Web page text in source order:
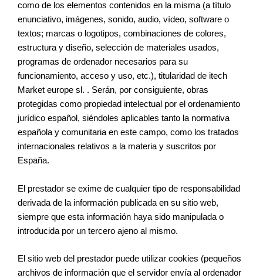
como de los elementos contenidos en la misma (a título
enunciativo, imágenes, sonido, audio, vídeo, software o
textos; marcas o logotipos, combinaciones de colores,
estructura y diseño, selección de materiales usados,
programas de ordenador necesarios para su
funcionamiento, acceso y uso, etc.), titularidad de itech
Market europe sl. . Serán, por consiguiente, obras
protegidas como propiedad intelectual por el ordenamiento
jurídico español, siéndoles aplicables tanto la normativa
española y comunitaria en este campo, como los tratados
internacionales relativos a la materia y suscritos por
España.
El prestador se exime de cualquier tipo de responsabilidad
derivada de la información publicada en su sitio web,
siempre que esta información haya sido manipulada o
introducida por un tercero ajeno al mismo.
El sitio web del prestador puede utilizar cookies (pequeños
archivos de información que el servidor envía al ordenador